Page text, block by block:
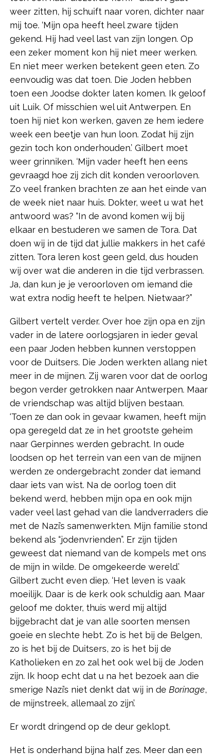
weer zitten, hij schuift naar voren, dichter naar
mij toe. ‘Mijn opa heeft heel zware tijden
gekend. Hij had veel last van zijn longen. Op
een zeker moment kon hij niet meer werken.
En niet meer werken betekent geen eten. Zo
eenvoudig was dat toen. Die Joden hebben
toen een Joodse dokter laten komen. Ik geloof
uit Luik. Of misschien wel uit Antwerpen. En
toen hij niet kon werken, gaven ze hem iedere
week een beetje van hun loon. Zodat hij zijn
gezin toch kon onderhouden.’ Gilbert moet
weer grinniken. ‘Mijn vader heeft hen eens
gevraagd hoe zij zich dit konden veroorloven.
Zo veel franken brachten ze aan het einde van
de week niet naar huis. Dokter, weet u wat het
antwoord was? “In de avond komen wij bij
elkaar en bestuderen we samen de Tora. Dat
doen wij in de tijd dat jullie makkers in het café
zitten. Tora leren kost geen geld, dus houden
wij over wat die anderen in die tijd verbrassen.
Ja, dan kun je je veroorloven om iemand die
wat extra nodig heeft te helpen. Nietwaar?”
Gilbert vertelt verder. Over hoe zijn opa en zijn
vader in de latere oorlogsjaren in ieder geval
een paar Joden hebben kunnen verstoppen
voor de Duitsers. Die Joden werkten allang niet
meer in de mijnen. Zij waren voor dat de oorlog
begon verder getrokken naar Antwerpen. Maar
de vriendschap was altijd blijven bestaan.
‘Toen ze dan ook in gevaar kwamen, heeft mijn
opa geregeld dat ze in het grootste geheim
naar Gerpinnes werden gebracht. In oude
loodsen op het terrein van een van de mijnen
werden ze ondergebracht zonder dat iemand
daar iets van wist. Na de oorlog toen dit
bekend werd, hebben mijn opa en ook mijn
vader veel last gehad van die landverraders die
met de Nazi’s samenwerkten. Mijn familie stond
bekend als “jodenvrienden”. Er zijn tijden
geweest dat niemand van de kompels met ons
de mijn in wilde. De omgekeerde wereld.’
Gilbert zucht even diep. ‘Het leven is vaak
moeilijk. Daar is de kerk ook schuldig aan. Maar
geloof me dokter, thuis werd mij altijd
bijgebracht dat je van alle soorten mensen
goeie en slechte hebt. Zo is het bij de Belgen,
zo is het bij de Duitsers, zo is het bij de
Katholieken en zo zal het ook wel bij de Joden
zijn. Ik hoop echt dat u na het bezoek aan die
smerige Nazi’s niet denkt dat wij in de Borinage,
de mijnstreek, allemaal zo zijn’.
Er wordt dringend op de deur geklopt.
Het is onderhand bijna half zes. Meer dan een